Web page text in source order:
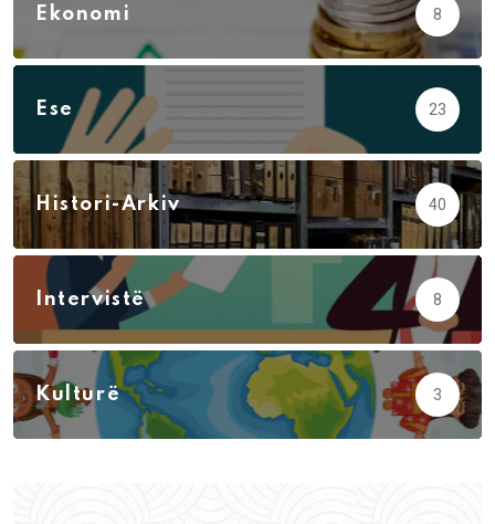
Ekonomi 8
Ese 23
Histori-Arkiv 40
Intervistë 8
Kulturë 3